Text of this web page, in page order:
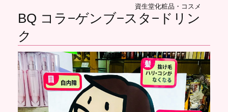
資生堂化粧品・コスメ
BQ コラ−ゲンブ−スタ−ドリン
ク